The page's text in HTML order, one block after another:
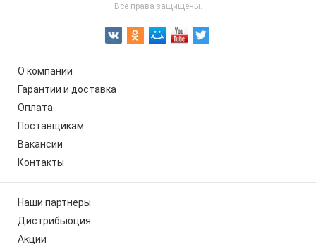
Все права защищены.
О компании
Гарантии и доставка
Оплата
Поставщикам
Вакансии
Контакты
Наши партнеры
Дистрибьюция
Акции